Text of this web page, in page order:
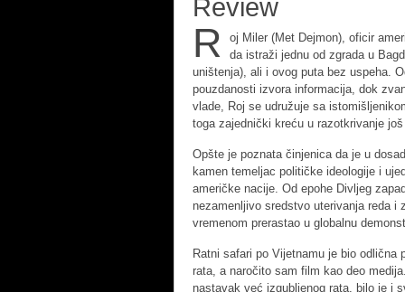
Review
R
oj Miler (Met Dejmon), oficir
da istraži jednu od zgrada u
uništenja), ali i ovog puta bez uspeha.
pouzdanosti izvora informacija, dok
vlade, Roj se udružuje sa
toga zajednički kreću u razotkrivanje
Opšte je poznata činjenica da je u
kamen temeljac političke ideologije i
američke nacije. Od epohe Divljeg
nezamenljivo sredstvo uterivanja reda i
vremenom prerastao u globalnu
Ratni safari po Vijetnamu je bio
rata, a naročito sam film kao deo
nastavak već izgubljenog rata, bilo je i